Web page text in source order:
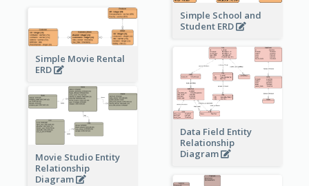
Simple School and
Student ERD
Simple Movie Rental
ERD
Data Field Entity
Relationship
Diagram
Movie Studio Entity
Relationship
Diagram